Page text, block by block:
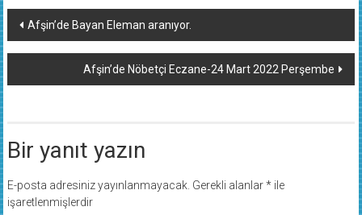
Yazı
dolaşımı
Afşin’de Bayan Eleman aranıyor.
Afşin’de Nöbetçi Eczane-24 Mart 2022 Perşembe
Bir yanıt yazın
E-posta adresiniz yayınlanmayacak. Gerekli alanlar*ile
işaretlenmişlerdir